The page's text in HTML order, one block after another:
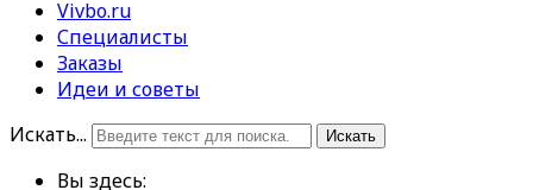
Vivbo.ru
Специалисты
Заказы
Идеи и советы
Искать...
Искать
Вы здесь: